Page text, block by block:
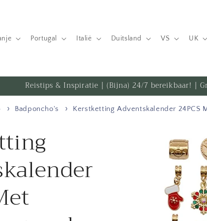
Portugal Italië Duitsland VS UK
Reistips & Inspiratie | (Bijna) 24/7 bereikbaar! |
Badponcho's Kerstketting Adventskalender 24PCS
Ga direct